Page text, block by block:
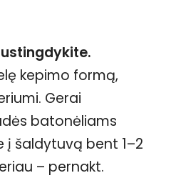
kepimo formą,
Gerai
batonėliams
į šaldytuvą bent 1–2
– pernakt.